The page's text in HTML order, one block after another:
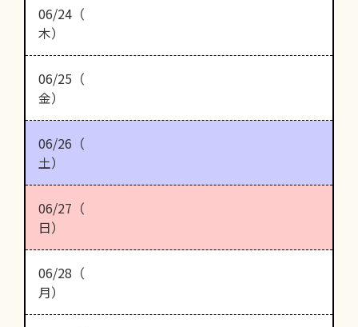
06/24（
木）
06/25（
金）
06/26（
土）
06/27（
日）
06/28（
月）